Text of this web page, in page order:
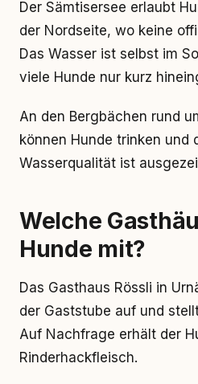
Der Sämtisersee erlaubt
der Nordseite, wo keine
Das Wasser ist selbst im
viele Hunde nur kurz
An den Bergbächen rund
können Hunde trinken und
Wasserqualität ist
Welche
Hunde mit?
Das Gasthaus Rössli in
der Gaststube auf und
Auf Nachfrage erhält der
Rinderhackfleisch.